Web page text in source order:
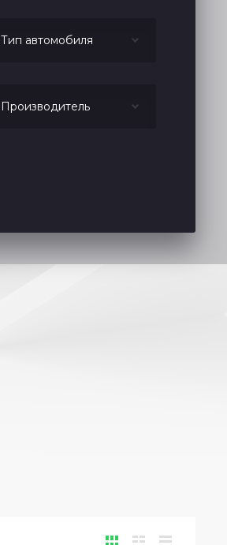
Тип автомобиля
Производитель